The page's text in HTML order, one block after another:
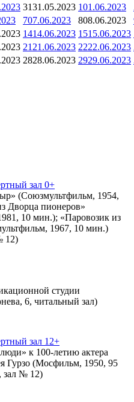
3131.05.2023 101.06.2023
707.06.2023 808.06.2023
1414.06.2023 1515.06.2023
21 21.06.2023 2222.06.2023
2828.06.2023 2929.06.2023
зал 0+
(Союзмультфильм, 1954,
Дворца пионеров»
10 мин.); «Паровозик из
1967, 10 мин.)
12)
студии
6, читальный зал)
зал 12+
к 100-летию актера
Гурзо (Мосфильм, 1950, 95
зал № 12)